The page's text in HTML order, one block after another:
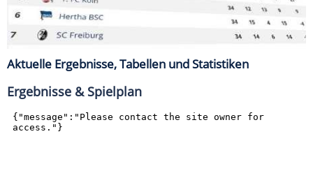
Aktuelle Ergebnisse, Tabellen und Statistiken
Ergebnisse & Spielplan